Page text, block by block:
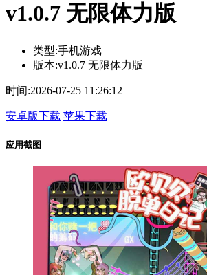
v1.0.7 无限体力版
类型:手机游戏
版本:v1.0.7 无限体力版
时间:2026-07-25 11:26:12
安卓版下载 苹果下载
应用截图